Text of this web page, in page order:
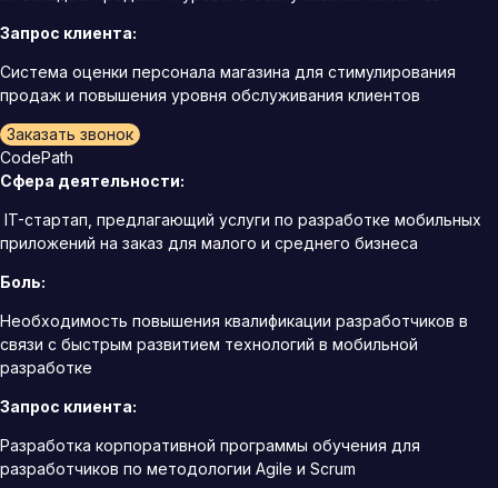
Запрос клиента:
Система оценки персонала магазина для стимулирования
продаж и повышения уровня обслуживания клиентов
Заказать звонок
CodePath
Сфера деятельности:
IT-стартап, предлагающий услуги по разработке мобильных
приложений на заказ для малого и среднего бизнеса
Боль:
Необходимость повышения квалификации разработчиков в
связи с быстрым развитием технологий в мобильной
разработке
Запрос клиента:
Разработка корпоративной программы обучения для
разработчиков по методологии Agile и Scrum